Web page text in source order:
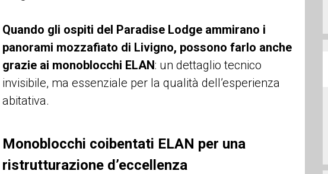
Quando gli ospiti del Paradise Lodge ammirano i
panorami mozzafiato di Livigno, possono farlo anche
grazie ai monoblocchi ELAN: un dettaglio tecnico
invisibile, ma essenziale per la qualità dell’esperienza
abitativa.
Monoblocchi coibentati ELAN per una
ristrutturazione d’eccellenza